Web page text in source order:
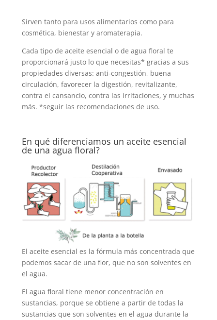
Sirven tanto para usos alimentarios como para
cosmética, bienestar y aromaterapia.
Cada tipo de aceite esencial o de agua floral te
proporcionará justo lo que necesitas* gracias a sus
propiedades diversas: anti-congestión, buena
circulación, favorecer la digestión, revitalizante,
contra el cansancio, contra las irritaciones, y muchas
más. *seguir las recomendaciones de uso.
En qué diferenciamos un aceite esencial
de una agua floral?
El aceite esencial es la fórmula más concentrada que
podemos sacar de una flor, que no son solventes en
el agua.
El agua floral tiene menor concentración en
sustancias, porque se obtiene a partir de todas la
sustancias que son solventes en el agua durante la